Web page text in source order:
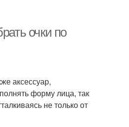
очки по
аксессуар,
форму лица, так
не только от